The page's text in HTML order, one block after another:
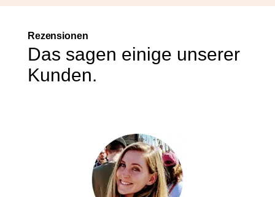
Rezensionen
Das sagen einige unserer
Kunden.